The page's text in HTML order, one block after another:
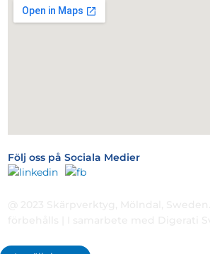
Följ oss på Sociala Medier